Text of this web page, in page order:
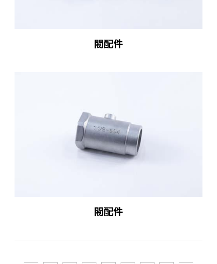
閥配件
閥配件